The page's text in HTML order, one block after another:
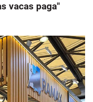
vacas paga"